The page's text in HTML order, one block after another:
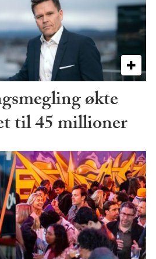
økte
til 45 millioner